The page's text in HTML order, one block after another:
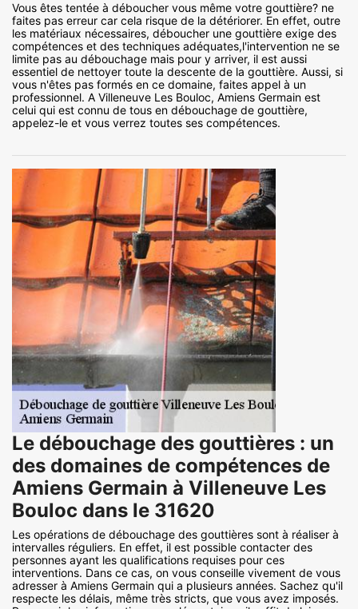
Vous êtes tentée à déboucher vous même votre gouttière? ne
faites pas erreur car cela risque de la détériorer. En effet, outre
les matériaux nécessaires, déboucher une gouttière exige des
compétences et des techniques adéquates,l'intervention ne se
limite pas au débouchage mais pour y arriver, il est aussi
essentiel de nettoyer toute la descente de la gouttière. Aussi, si
vous n'êtes pas formés en ce domaine, faites appel à un
professionnel. A Villeneuve Les Bouloc, Amiens Germain est
celui qui est connu de tous en débouchage de gouttière,
appelez-le et vous verrez toutes ses compétences.
Le débouchage des gouttières : un
des domaines de compétences de
Amiens Germain à Villeneuve Les
Bouloc dans le 31620
Les opérations de débouchage des gouttières sont à réaliser à
intervalles réguliers. En effet, il est possible contacter des
personnes ayant les qualifications requises pour ces
interventions. Dans ce cas, on vous conseille vivement de vous
adresser à Amiens Germain qui a plusieurs années. Sachez qu'il
respecte les délais, même très stricts, que vous avez imposés.